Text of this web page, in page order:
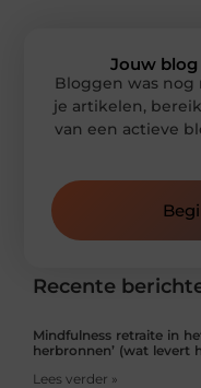
Recente
Mindfulness retraite in
herbronnen’ (wat levert
Lees verder »
Jouw
Bloggen was nog
je artikelen,
van een actieve